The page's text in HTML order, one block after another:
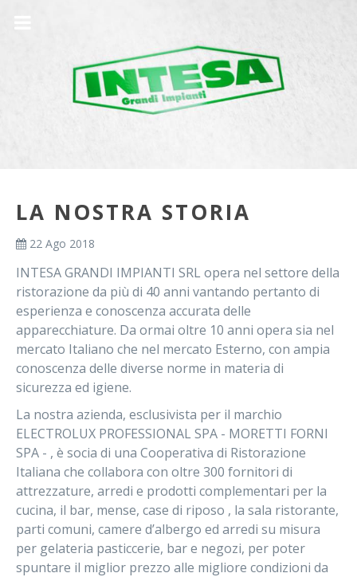
LA NOSTRA STORIA
22 Ago 2018
INTESA GRANDI IMPIANTI SRL opera nel settore della
ristorazione da più di 40 anni vantando pertanto di
esperienza e conoscenza accurata delle
apparecchiature. Da ormai oltre 10 anni opera sia nel
mercato Italiano che nel mercato Esterno, con ampia
conoscenza delle diverse norme in materia di
sicurezza ed igiene.
La nostra azienda, esclusivista per il marchio
ELECTROLUX PROFESSIONAL SPA - MORETTI FORNI
SPA - , è socia di una Cooperativa di Ristorazione
Italiana che collabora con oltre 300 fornitori di
attrezzature, arredi e prodotti complementari per la
cucina, il bar, mense, case di riposo , la sala ristorante,
parti comuni, camere d’albergo ed arredi su misura
per gelateria pasticcerie, bar e negozi, per poter
spuntare il miglior prezzo alle migliore condizioni da